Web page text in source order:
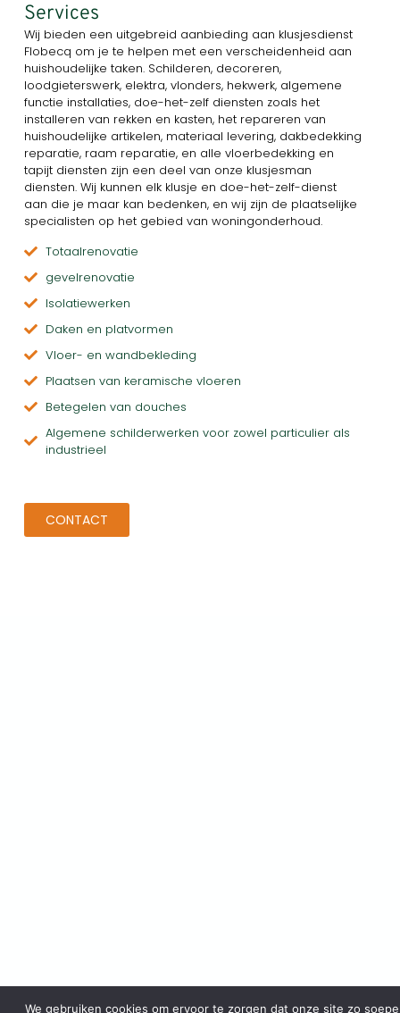
Services
Wij bieden een uitgebreid aanbieding aan klusjesdienst
Flobecq om je te helpen met een verscheidenheid aan
huishoudelijke taken. Schilderen, decoreren,
loodgieterswerk, elektra, vlonders, hekwerk, algemene
functie installaties, doe-het-zelf diensten zoals het
installeren van rekken en kasten, het repareren van
huishoudelijke artikelen, materiaal levering, dakbedekking
reparatie, raam reparatie, en alle vloerbedekking en
tapijt diensten zijn een deel van onze klusjesman
diensten. Wij kunnen elk klusje en doe-het-zelf-dienst
aan die je maar kan bedenken, en wij zijn de plaatselijke
specialisten op het gebied van woningonderhoud.
Totaalrenovatie
gevelrenovatie
Isolatiewerken
Daken en platvormen
Vloer- en wandbekleding
Plaatsen van keramische vloeren
Betegelen van douches
Algemene schilderwerken voor zowel particulier als
industrieel
CONTACT
We gebruiken cookies om ervoor te zorgen dat onze site zo